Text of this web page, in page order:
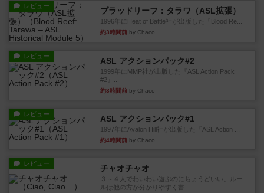
レビュー
ブラッドリーフ：タラワ（ASL拡張）
1996年にHeat of Battle社が出版した『Blood Re...
約3時間前 by Chaco
レビュー ASL アクションパック#2
1999年にMMP社が出版した『ASL Action Pack
#2』...
約3時間前 by Chaco
レビュー ASL アクションパック#1
1997年にAvalon Hill社が出版した『ASL Action ...
約4時間前 by Chaco
レビュー チャオチャオ
３～４人でわいわい遊ぶのにちょうどいい。ルー
ルは他の方が分かりやすく書...